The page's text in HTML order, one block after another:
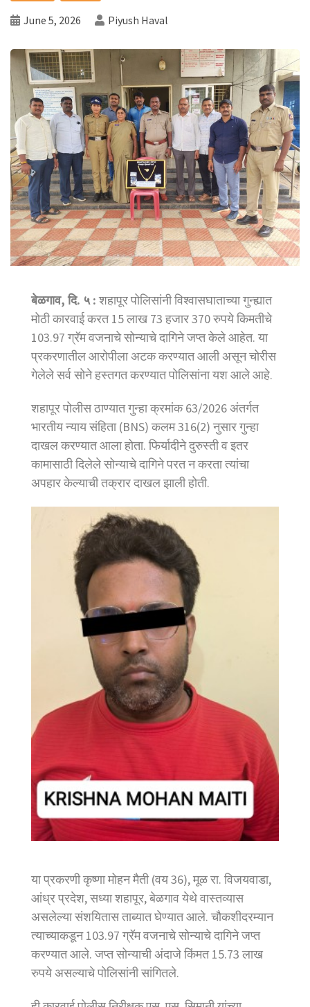
June 5, 2026 Piyush Haval
बेळगाव, दि. ५ :शहापूर पोलिसांनी विश्वासघाताच्या गुन्ह्यात
मोठी कारवाई करत 15 लाख 73 हजार 370 रुपये किमतीचे
103.97 ग्रॅम वजनाचे सोन्याचे दागिने जप्त केले आहेत. या
प्रकरणातील आरोपीला अटक करण्यात आली असून चोरीस
गेलेले सर्व सोने हस्तगत करण्यात पोलिसांना यश आले आहे.
शहापूर पोलीस ठाण्यात गुन्हा क्रमांक 63/2026 अंतर्गत
भारतीय न्याय संहिता (BNS) कलम 316(2) नुसार गुन्हा
दाखल करण्यात आला होता. फिर्यादीने दुरुस्ती व इतर
कामासाठी दिलेले सोन्याचे दागिने परत न करता त्यांचा
अपहार केल्याची तक्रार दाखल झाली होती.
या प्रकरणी कृष्णा मोहन मैती (वय 36), मूळ रा. विजयवाडा,
आंध्र प्रदेश, सध्या शहापूर, बेळगाव येथे वास्तव्यास
असलेल्या संशयितास ताब्यात घेण्यात आले. चौकशीदरम्यान
त्याच्याकडून 103.97 ग्रॅम वजनाचे सोन्याचे दागिने जप्त
करण्यात आले. जप्त सोन्याची अंदाजे किंमत 15.73 लाख
रुपये असल्याचे पोलिसांनी सांगितले.